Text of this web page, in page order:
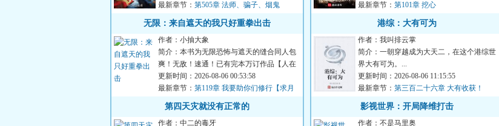
最新章节： 第505章 法师、骗子、烟鬼
无限：来自遮天的我只好重拳出击
作者：小抽大象
简介：本书为无限恐怖与遮天的缝合同人包
爽！无敌！速通！已有完本万订作品【人在
无限，开始速通】，请放...
更新时间：2026-08-06 00:53:58
最新章节： 第119章 我要助你们修行【求月
票】
第四天灾就没有正常的
作者：中二的毒牙
最新章节： 第101章 挖心
港综：大有可为
作者：我叫排云掌
简介：一朝穿越成为大天二，在这个港综世
界大有可为。...
更新时间：2026-08-06 11:15:55
最新章节： 第三百二十六章 大有收获！
影视世界：开局降维打击
作者：不是马里奥